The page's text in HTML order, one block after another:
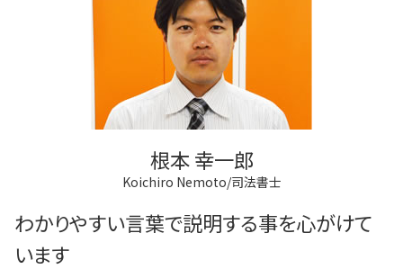
根本 幸一郎
Koichiro Nemoto/司法書士
わかりやすい言葉で説明する事を心がけて
います